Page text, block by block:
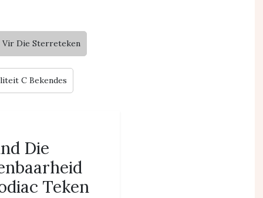
Vir Die Sterreteken
C Bekendes
Die
Teken